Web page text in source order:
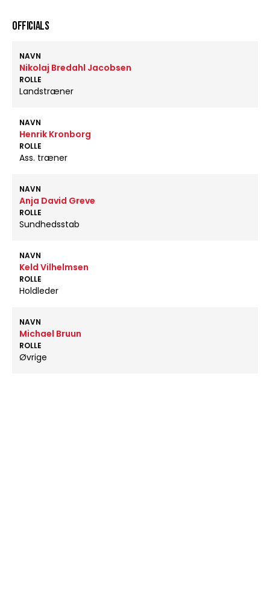
OFFICIALS
NAVN
Nikolaj Bredahl Jacobsen
ROLLE
Landstræner
NAVN
Henrik Kronborg
ROLLE
Ass. træner
NAVN
Anja David Greve
ROLLE
Sundhedsstab
NAVN
Keld Vilhelmsen
ROLLE
Holdleder
NAVN
Michael Bruun
ROLLE
Øvrige